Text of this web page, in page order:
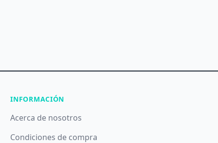
INFORMACIÓN
Acerca de nosotros
Condiciones de compra